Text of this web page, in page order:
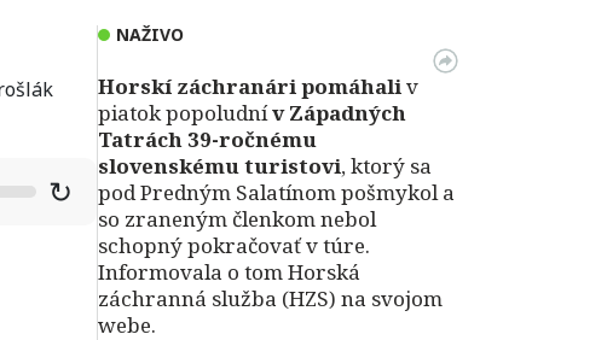
↻
NAŽIVO
Horskí záchranári pomáhaliv
piatok popoludnív Západných
Tatrách 39-ročnému
slovenskému turistovi, ktorý sa
pod Predným Salatínom pošmykol a
so zraneným členkom nebol
schopný pokračovať v túre.
Informovala o tom Horská
záchranná služba (HZS) na svojom
webe.